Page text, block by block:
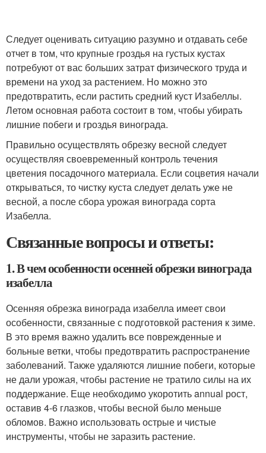
Следует оценивать ситуацию разумно и отдавать себе
отчет в том, что крупные гроздья на густых кустах
потребуют от вас больших затрат физического труда и
времени на уход за растением. Но можно это
предотвратить, если растить средний куст Изабеллы.
Летом основная работа состоит в том, чтобы убирать
лишние побеги и гроздья винограда.
Правильно осуществлять обрезку весной следует
осуществляя своевременный контроль течения
цветения посадочного материала. Если соцветия начали
открываться, то чистку куста следует делать уже не
весной, а после сбора урожая винограда сорта
Изабелла.
Связанные вопросы и ответы:
1. В чем особенности осенней обрезки винограда
изабелла
Осенняя обрезка винограда изабелла имеет свои
особенности, связанные с подготовкой растения к зиме.
В это время важно удалить все поврежденные и
больные ветки, чтобы предотвратить распространение
заболеваний. Также удаляются лишние побеги, которые
не дали урожая, чтобы растение не тратило силы на их
поддержание. Еще необходимо укоротить annual рост,
оставив 4-6 глазков, чтобы весной было меньше
обломов. Важно использовать острые и чистые
инструменты, чтобы не заразить растение.